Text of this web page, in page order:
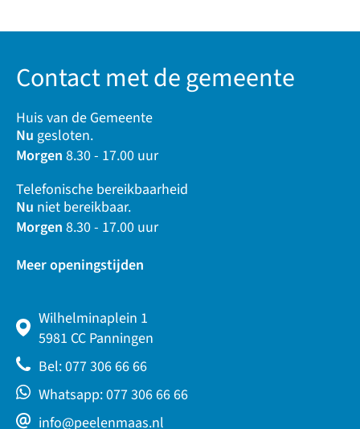
Contact met de gemeente
Huis van de Gemeente
Nu gesloten.
Morgen 8.30 - 17.00 uur
Telefonische bereikbaarheid
Nu niet bereikbaar.
Morgen 8.30 - 17.00 uur
Meer openingstijden
Wilhelminaplein 1
5981 CC Panningen
Bel: 077 306 66 66
Whatsapp: 077 306 66 66
info@peelenmaas.nl